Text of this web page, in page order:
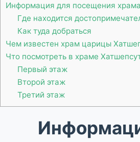
Информация для посещения
Где находится
Как туда добраться
Чем известен храм царицы
Что посмотреть в храме
Первый этаж
Второй этаж
Третий этаж